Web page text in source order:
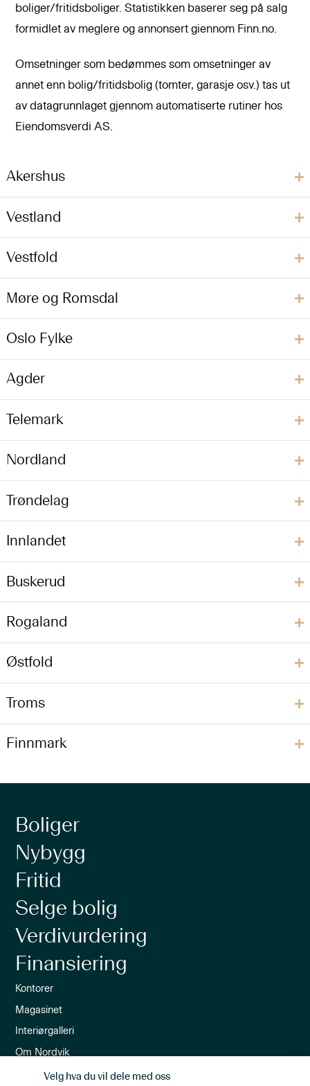
boliger/fritidsboliger. Statistikken baserer seg på salg
formidlet av meglere og annonsert giennom Finn.no.
Omsetninger som bedømmes som omsetninger av
annet enn bolig/fritidsbolig (tomter, garasje osv.) tas ut
av datagrunnlaget gjennom automatiserte rutiner hos
Eiendomsverdi AS.
Akershus
Vestland
Vestfold
Møre og Romsdal
Oslo Fylke
Agder
Telemark
Nordland
Trøndelag
Innlandet
Buskerud
Rogaland
Østfold
Troms
Finnmark
Boliger
Nybygg
Fritid
Selge bolig
Verdivurdering
Finansiering
Kontorer
Magasinet
Interiørgalleri
Om Nordvik
Ledige stillinger
Velg hva du vil dele med oss